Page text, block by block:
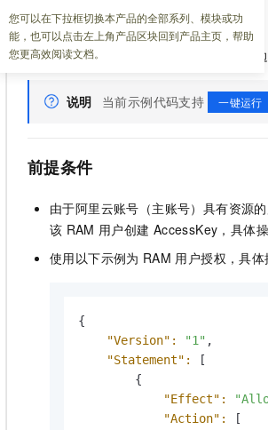
您可以在下拉框切换本产品的全部系列、模块或功
能，也可以点击左上角产品区块回到产品主页，帮助
您更高效阅读文档。
更新时间：2025-04-23 09:57:11
本文介绍如何使用
说明 当前示例代码支持 一键运行
前提条件
由于阿里云账号（主账号）具有资源
该 RAM 用户创建 AccessKey，具体
使用以下示例为 RAM 用户授权，具
{
"Version":
"1" ,
"Statement":
[
        {
"Effect":
"Action":
[
Qwen3.8-Max HOT
智能体时代全能旗舰模型
能看、能想、能动手的多模态智能体模型
Qwen3-VL-Plus
Kimi
大模型服务
千问AI平台-Token Plan NEW
千问AI平台-模型体验
在线体验全尺寸、多种模态的模型效果
AI
大模
随时随地安全接入的云上超级电脑
云解析DNS
云原生大数据计算服务 MaxCompute
面向分析的企业级SaaS模式云数据仓库
一站
容器
快速拥有专属 OpenClaw
自主
安装
高校专属算力普惠，学生认证享300元代金券
免费试用
解决方案免费试用 新老同享
最高领取价值200元试用点，立即开启云上创新
AI 产品 免费试用
1亿+ 大模型 tokens 和 30+ 款产品免费体验
140+云产品 免费试用
产品新客免费试用，最长12个月
大模型ACA认证体验
千问
你的
万小
观测云
Tuya 物联网平台阿里云版
电子合同
Tableau 订阅
AI空中课堂在线直播课堂（旗舰版）
生态解决方案
开发者生态解决方案
AI 开发和 AI 应用解决方案
OCR
发票查
快递
CRM
OA
Salesforce On Alibaba Cloud
Consulting Partner 合作计划
AI 大模型销售与服务生态合作计划
工单服务
短信专区
服务实
创新
分析师报告
研究报告与白皮书
天池大赛
AI 算法大赛
云开发大赛
金融